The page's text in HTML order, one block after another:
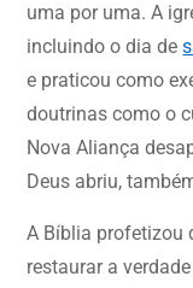
uma por uma. A
incluindo o dia de
e praticou como
doutrinas como o
Nova Aliança
Deus abriu,
A Bíblia profetizou
restaurar a